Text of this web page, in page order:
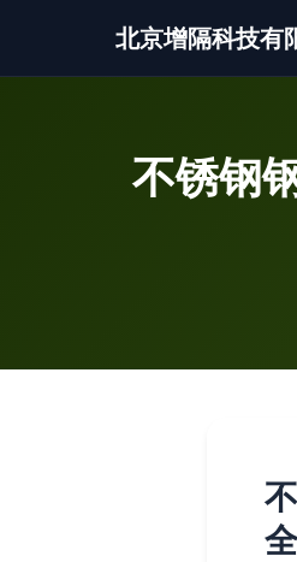
北京增隔科技有
不锈钢